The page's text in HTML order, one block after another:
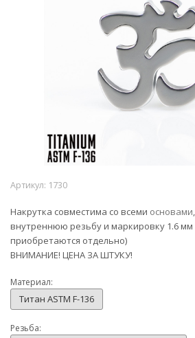
Артикул: 1730
Накрутка совместима со всеми основами
внутреннюю резьбу и маркировку 1.6 мм
приобретаются отдельно)
ВНИМАНИЕ! ЦЕНА ЗА ШТУКУ!
Материал:
Титан ASTM F-136
Резьба: